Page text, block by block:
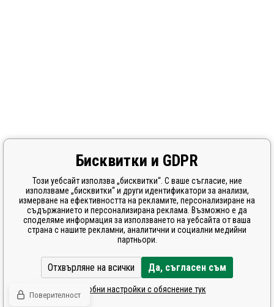
Бисквитки и GDPR
Този уебсайт използва „бисквитки“. С ваше съгласие, ние
използваме „бисквитки“ и други идентификатори за анализи,
измерване на ефективността на рекламите, персонализиране на
съдържанието и персонализирана реклама. Възможно е да
споделяме информация за използването на уебсайта от ваша
страна с нашите рекламни, аналитични и социални медийни
партньори.
Отхвърляне на всички Да, съгласен съм
Подробни настройки с обяснение тук
Поверителност